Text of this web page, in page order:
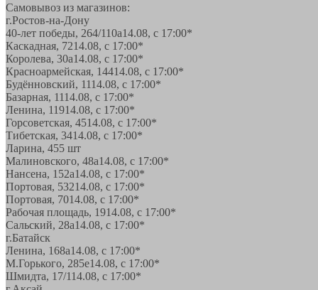
Самовывоз из магазинов:
г.Ростов-на-Дону
40-лет победы, 264/110а14.08, с 17:00*
Каскадная, 7214.08, с 17:00*
Королева, 30а14.08, с 17:00*
Красноармейская, 14414.08, с 17:00*
Будённовский, 1114.08, с 17:00*
Базарная, 1114.08, с 17:00*
Ленина, 11914.08, с 17:00*
Горсоветская, 4514.08, с 17:00*
Тибетская, 3414.08, с 17:00*
Ларина, 455 шт
Малиновского, 48а14.08, с 17:00*
Нансена, 152а14.08, с 17:00*
Портовая, 53214.08, с 17:00*
Портовая, 7014.08, с 17:00*
Рабочая площадь, 1914.08, с 17:00*
Сальский, 28a14.08, с 17:00*
г.Батайск
Ленина, 168а14.08, с 17:00*
М.Горького, 285е14.08, с 17:00*
Шмидта, 17/114.08, с 17:00*